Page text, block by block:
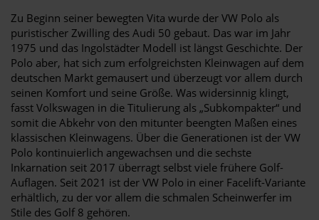
Zu Beginn seiner bewegten Vita wurde der VW Polo als
puristischer Zwilling des Audi 50 gebaut. Das war im Jahr
1975 und das Ingolstädter Modell ist längst Geschichte. Der
Polo aber, hat sich zum erfolgreichsten Kleinwagen auf dem
deutschen Markt gemausert und überzeugt vor allem durch
seinen Komfort und seine Größe. Was widersinnig klingt,
fasst Volkswagen in die Titulierung als „Subkompakter“ und
somit die Abkehr von den mitunter beengten Maßen eines
klassischen Kleinwagens. Über die Generationen ist der VW
Polo kontinuierlich angewachsen und die sechste
Inkarnation seit 2017 überragt selbst viele frühere Golf-
Auflagen. Seit 2021 ist der VW Polo in einer Facelift-Variante
erhältlich, zu der vor allem die schmalen Scheinwerfer im
Stile des Golf 8 gehören.